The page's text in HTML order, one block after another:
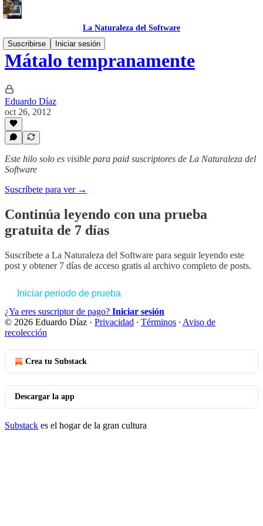
La Naturaleza del Software
Suscribirse
Iniciar sesión
Mátalo tempranamente
Eduardo Díaz
oct 26, 2012
Este hilo solo es visible para paid suscriptores de La Naturaleza del
Software
Suscríbete para ver →
Continúa leyendo con una prueba
gratuita de 7 días
Suscríbete a La Naturaleza del Software para seguir leyendo este
post y obtener 7 días de acceso gratis al archivo completo de posts.
Iniciar periodo de prueba
¿Ya eres suscriptor de pago? Iniciar sesión
© 2026 Eduardo Díaz · Privacidad ∙ Términos ∙ Aviso de
recolección
Crea tu Substack
Descargar la app
Substack es el hogar de la gran cultura